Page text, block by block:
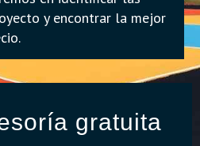
y encontrar la mejor
gratuita